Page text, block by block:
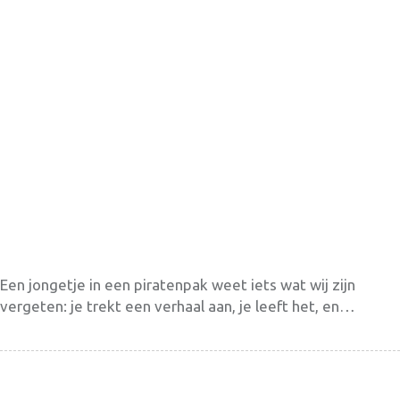
Een jongetje in een piratenpak weet iets wat wij zijn
vergeten: je trekt een verhaal aan, je leeft het, en…